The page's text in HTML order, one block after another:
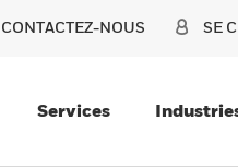
CONTACTEZ-NOUS SE
Services